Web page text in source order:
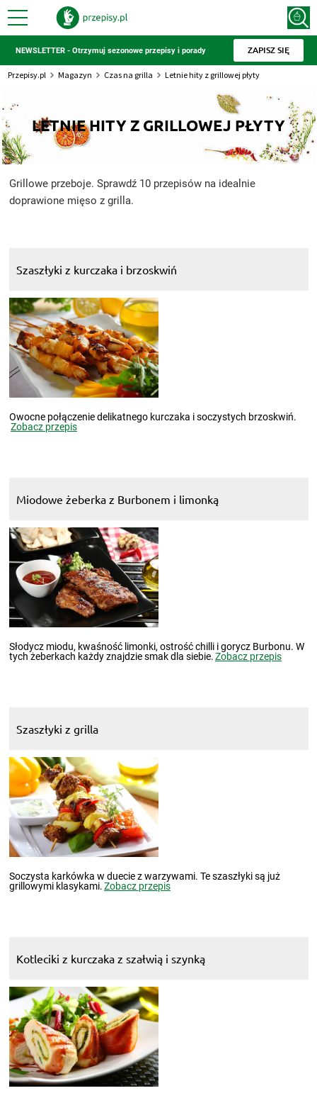
NEWSLETTER - Otrzymuj sezonowe przepisy i porady ZAPISZ SIĘ
Przepisy.pl Magazyn Czas na grilla Letnie hity z grillowej płyty
LETNIE HITY Z GRILLOWEJ PŁYTY
Grillowe przeboje. Sprawdź 10 przepisów na idealnie
doprawione mięso z grilla.
Szaszłyki z kurczaka i brzoskwiń
Owocne połączenie delikatnego kurczaka i soczystych brzoskwiń.
Zobacz przepis
Miodowe żeberka z Burbonem i limonką
Słodycz miodu, kwaśność limonki, ostrość chilli i gorycz Burbonu. W
tych żeberkach każdy znajdzie smak dla siebie.Zobacz przepis
Szaszłyki z grilla
Soczysta karkówka w duecie z warzywami. Te szaszłyki są już
grillowymi klasykami.Zobacz przepis
Kotleciki z kurczaka z szałwią i szynką